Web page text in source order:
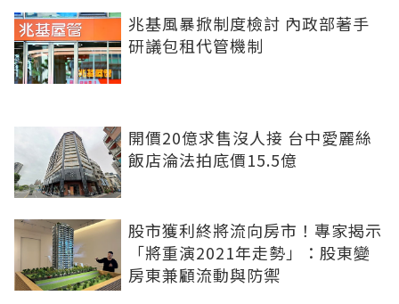
兆基風暴掀制度檢討 內政部著手
研議包租代管機制
開價20億求售沒人接 台中愛麗絲
飯店淪法拍底價15.5億
股市獲利終將流向房市！專家揭示
「將重演2021年走勢」：股東變
房東兼顧流動與防禦